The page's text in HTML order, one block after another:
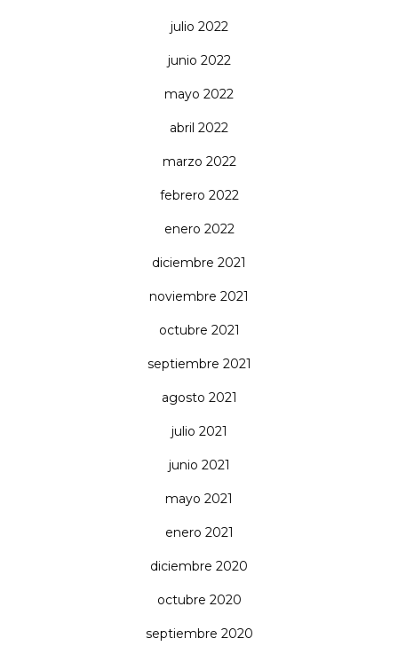
julio 2022
junio 2022
mayo 2022
abril 2022
marzo 2022
febrero 2022
enero 2022
diciembre 2021
noviembre 2021
octubre 2021
septiembre 2021
agosto 2021
julio 2021
junio 2021
mayo 2021
enero 2021
diciembre 2020
octubre 2020
septiembre 2020